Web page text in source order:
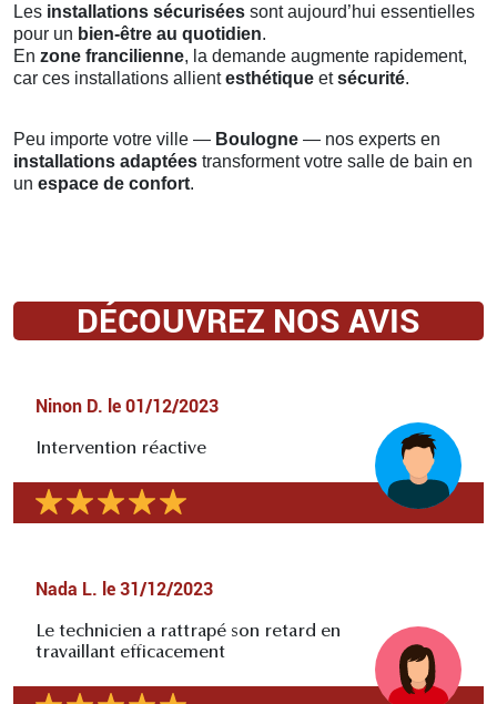
Les installations sécurisées sont aujourd’hui essentielles
pour un bien-être au quotidien.
En zone francilienne, la demande augmente rapidement,
car ces installations allientesthétique etsécurité.
Peu importe votre ville — Boulogne — nos experts en
installations adaptées transforment votre salle de bain en
un espace de confort.
DÉCOUVREZ NOS AVIS
Ninon D. le 01/12/2023
Intervention réactive
Nada L. le 31/12/2023
Le technicien a rattrapé son retard en
travaillant efficacement